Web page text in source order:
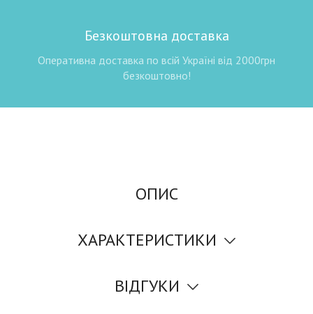
Безкоштовна доставка
Оперативна доставка по всій Україні від 2000грн
безкоштовно!
ОПИС
ХАРАКТЕРИСТИКИ
ВІДГУКИ